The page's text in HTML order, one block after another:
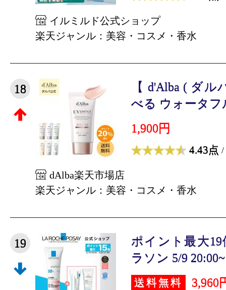
イルミルド公式ショップ
楽天ジャンル：美容・コスメ・香水
18
【 d'Alba ( ダ
べる ウォータフ
1,900円
4.43点 /
dAlba楽天市場店
楽天ジャンル：美容・コスメ・香水
19
ポイント最大
ラソン 5/9
送料無料 3,960